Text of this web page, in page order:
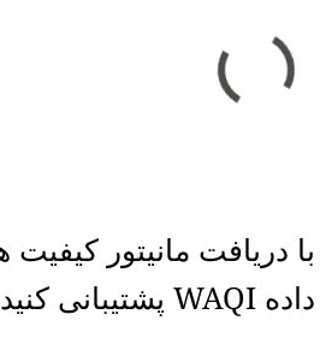
با دریافت مانیتور
داده WAQI پشتیبانی کنید.